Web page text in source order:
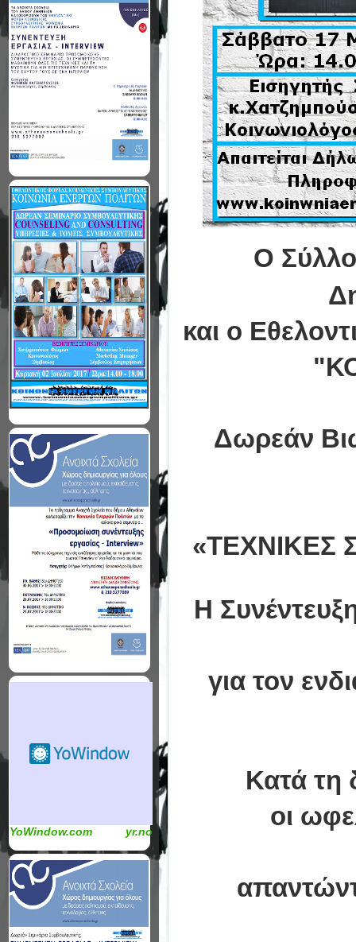
Ο
και ο
Δωρεάν
«ΤΕΧΝΙΚΕΣ
Η
για τον
Κατά τη
οι
YoWindow.com yr.no